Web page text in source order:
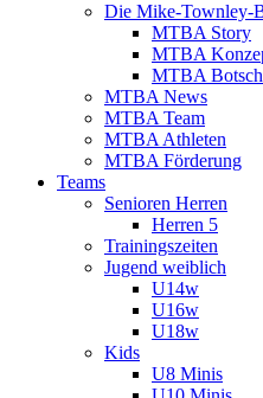
Die Mike-Townley-
MTBA Story
MTBA
MTBA
MTBA News
MTBA Team
MTBA Athleten
MTBA Förderung
Teams
Senioren Herren
Herren 5
Trainingszeiten
Jugend weiblich
U14w
U16w
U18w
Kids
U8 Minis